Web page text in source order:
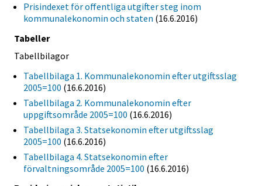
Prisindexet för offentliga utgifter steg inom
kommunalekonomin och staten (16.6.2016)
Tabeller
Tabellbilagor
Tabellbilaga 1. Kommunalekonomin efter utgiftsslag
2005=100 (16.6.2016)
Tabellbilaga 2. Kommunalekonomin efter
uppgiftsområde 2005=100 (16.6.2016)
Tabellbilaga 3. Statsekonomin efter utgiftsslag
2005=100 (16.6.2016)
Tabellbilaga 4. Statsekonomin efter
förvaltningsområde 2005=100 (16.6.2016)